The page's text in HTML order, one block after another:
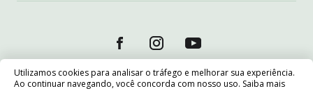
Utilizamos cookies para analisar o tráfego e melhorar sua experiência.
Ao continuar navegando, você concorda com nosso uso. Saiba mais